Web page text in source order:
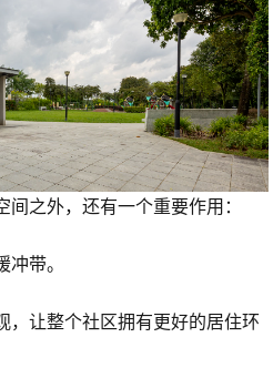
之外，还有一个重要作用：
冲带。
，让整个社区拥有更好的居住环